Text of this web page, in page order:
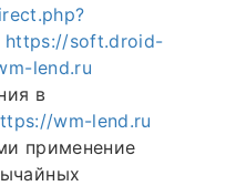
https://soft.droid-
lend.ru
в
wm-lend.ru
применение